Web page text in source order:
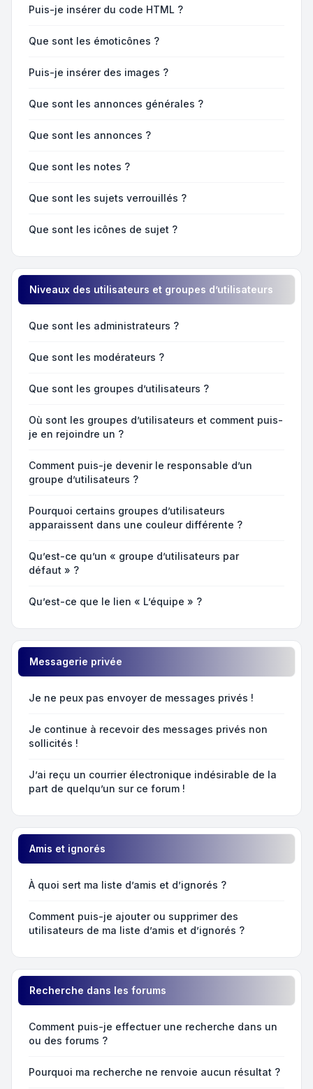
Puis-je insérer du code HTML ?
Que sont les émoticônes ?
Puis-je insérer des images ?
Que sont les annonces générales ?
Que sont les annonces ?
Que sont les notes ?
Que sont les sujets verrouillés ?
Que sont les icônes de sujet ?
Niveaux des utilisateurs et groupes d’utilisateurs
Que sont les administrateurs ?
Que sont les modérateurs ?
Que sont les groupes d’utilisateurs ?
Où sont les groupes d’utilisateurs et comment puis-
je en rejoindre un ?
Comment puis-je devenir le responsable d’un
groupe d’utilisateurs ?
Pourquoi certains groupes d’utilisateurs
apparaissent dans une couleur différente ?
Qu’est-ce qu’un « groupe d’utilisateurs par
défaut » ?
Qu’est-ce que le lien « L’équipe » ?
Messagerie privée
Je ne peux pas envoyer de messages privés !
Je continue à recevoir des messages privés non
sollicités !
J’ai reçu un courrier électronique indésirable de la
part de quelqu’un sur ce forum !
Amis et ignorés
À quoi sert ma liste d’amis et d’ignorés ?
Comment puis-je ajouter ou supprimer des
utilisateurs de ma liste d’amis et d’ignorés ?
Recherche dans les forums
Comment puis-je effectuer une recherche dans un
ou des forums ?
Pourquoi ma recherche ne renvoie aucun résultat ?